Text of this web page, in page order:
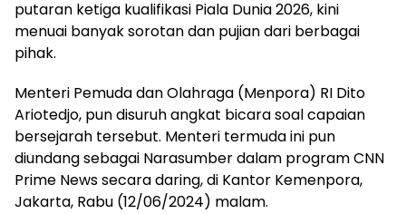
putaran ketiga kualifikasi Piala Dunia 2026, kini
menuai banyak sorotan dan pujian dari berbagai
pihak.
Menteri Pemuda dan Olahraga (Menpora) RI Dito
Ariotedjo, pun disuruh angkat bicara soal capaian
bersejarah tersebut. Menteri termuda ini pun
diundang sebagai Narasumber dalam program CNN
Prime News secara daring, di Kantor Kemenpora,
Jakarta, Rabu (12/06/2024) malam.